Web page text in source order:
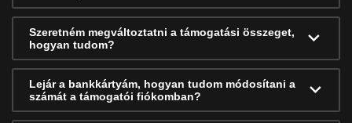
Szeretném megváltoztatni a támogatási összeget,
hogyan tudom?
Lejár a bankkártyám, hogyan tudom módosítani a
számát a támogatói fiókomban?